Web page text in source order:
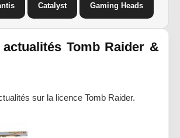
Catalyst Gaming Heads
Tomb Raider &
sur la licence Tomb Raider.